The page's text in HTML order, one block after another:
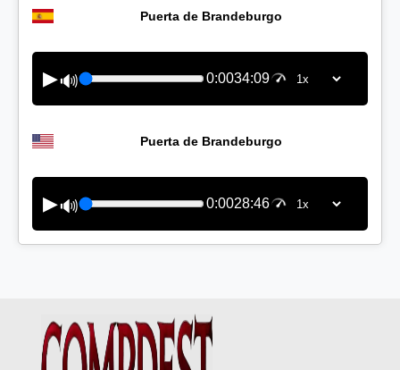
Puerta de Brandeburgo
▶🔊 0:0034:09
Puerta de Brandeburgo
▶🔊 0:0028:46